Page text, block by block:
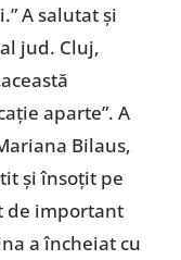
A salutat și
jud. Cluj,
aparte”. A
Bilaus,
și însoțit pe
de important
a încheiat cu